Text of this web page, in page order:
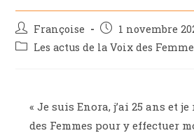
Françoise
1 novembre
Les actus de la Voix des
« Je suis Enora, j’ai 25 ans et
des Femmes pour y effectuer